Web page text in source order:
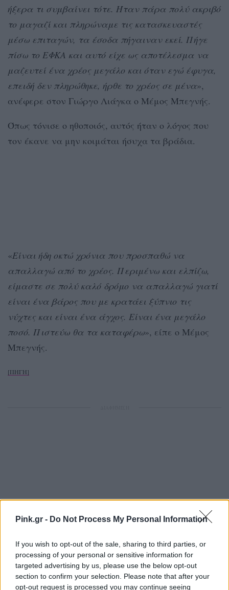
Pink.gr - Do Not Process My Personal Information
If you wish to opt-out of the sale, sharing to third parties, or
processing of your personal or sensitive information for
targeted advertising by us, please use the below opt-out
section to confirm your selection. Please note that after your
opt-out request is processed you may continue seeing
ήξερα τι συμβαίνει τότε. Ήταν πάρα πολύ ακριβό
το μαγαζί και πληρώναμε τις κατασκευαστές
μέσω επιταγών, τα έσοδα πήγαιναν εκεί. Πήγε
πίσω το ΕΦΚΑ και αυτό είχε ως αποτέλεσμα να
μαζευτεί ένα χρέος μεγάλο και όταν εγώ έφυγα,
επειδή δεν πληρώθηκε, ήρθε το χρέος σε μένα»,
ανέφερε στον Γιώργο Λιάγκα ο Μέμος Μπεγνής.
Όπως τόνισε ο ηθοποιός, αυτός ήταν ο λόγος που
τον έκανε να μην κοιμάται ήσυχα τα βράδια.
«Είναι ήδη οκτώ χρόνια που προσπαθώ να
απαλλαγώ από το χρέος. Περιμένω και ελπίζω,
είμαστε σε πολύ καλό δρόμο να απαλλαγώ γιατί
είναι ένα βάρος που με κρατάει ξύπνιο τις
νύχτες και είναι ένα άγχος. Είναι ένα μεγάλο
ποσό. Πιστεύω θα τα καταφέρω», είπε ο Μέμος
Μπεγνής.
[ΠΗΓΗ]